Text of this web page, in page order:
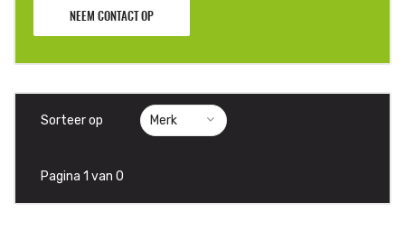
NEEM CONTACT OP
Sorteer op
Pagina 1 van 0